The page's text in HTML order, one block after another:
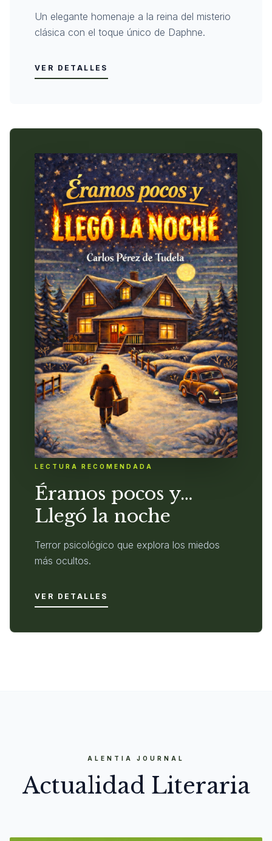
Un elegante homenaje a la reina del misterio
clásica con el toque único de Daphne.
VER DETALLES
LECTURA RECOMENDADA
Éramos pocos y…
Llegó la noche
Terror psicológico que explora los miedos
más ocultos.
VER DETALLES
ALENTIA JOURNAL
Actualidad Literaria